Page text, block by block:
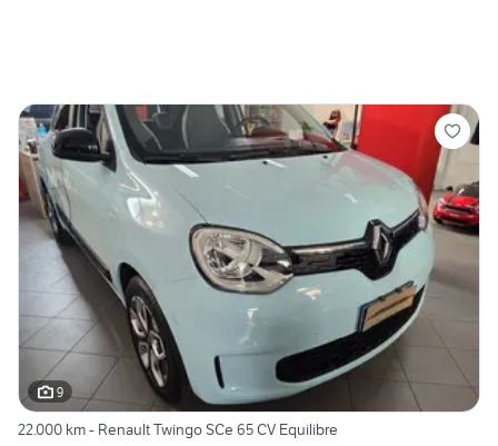
9
22.000 km - Renault Twingo SCe 65 CV Equilibre